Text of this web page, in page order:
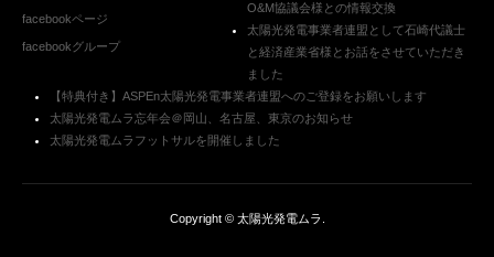
facebookページ
facebookグループ
O&M協議会様との情報交換
太陽光発電事業者連盟として石崎代議士
と経済産業省様とお話をさせていただき
ました
【特典付き】ASPEn太陽光発電事業者連盟へのご登録をお願いします
太陽光発電ムラ忘年会＠岡山、名古屋、東京のお知らせ
太陽光発電ムラフットサルを開催しました
Copyright © 太陽光発電ムラ